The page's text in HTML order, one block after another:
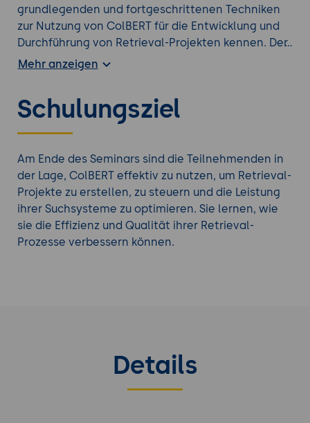
grundlegenden und fortgeschrittenen Techniken
zur Nutzung von ColBERT für die Entwicklung und
Durchführung von Retrieval-Projekten kennen. Der
Fokus liegt auf der Einrichtung, Optimierung und
Bereichen der Informationssuche und des
maschinellen Lernens. Die Teilnehmer werden sich
vertraut machen und durch praxisorientierte
Übungen die erlernten Konzepte anwenden.
Vertiefen Sie Ihr Wissen mit einer weiterenKI
Weiterbildungaus unserem Angebot.
Mehr anzeigen
Schulungsziel
Am Ende des Seminars sind die Teilnehmenden in
der Lage, ColBERT effektiv zu nutzen, um Retrieval-
Projekte zu erstellen, zu steuern und die Leistung
ihrer Suchsysteme zu optimieren. Sie lernen, wie
sie die Effizienz und Qualität ihrer Retrieval-
Prozesse verbessern können.
Details